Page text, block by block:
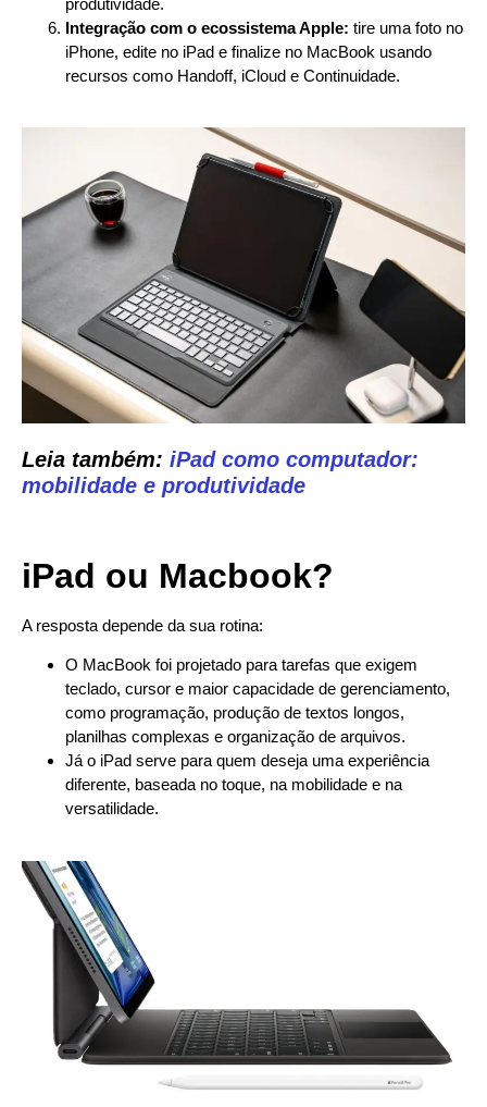
produtividade.
Integração com o ecossistema Apple: tire uma foto no
iPhone, edite no iPad e finalize no MacBook usando
recursos como Handoff, iCloud e Continuidade.
Leia também: iPad como computador:
mobilidade e produtividade
iPad ou Macbook?
A resposta depende da sua rotina:
O MacBook foi projetado para tarefas que exigem
teclado, cursor e maior capacidade de gerenciamento,
como programação, produção de textos longos,
planilhas complexas e organização de arquivos.
Já o iPad serve para quem deseja uma experiência
diferente, baseada no toque, na mobilidade e na
versatilidade.